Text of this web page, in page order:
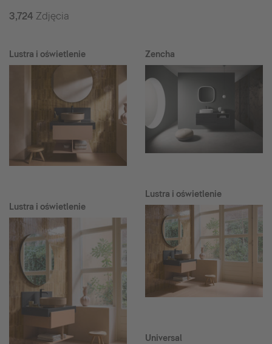
3,724 Zdjęcia
Lustra i oświetlenie
Lustra i oświetlenie
Zencha
Lustra i oświetlenie
Universal